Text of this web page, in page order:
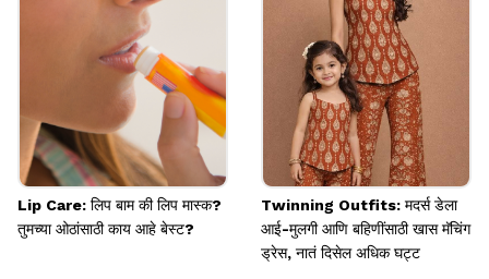
Image credits: Pinterest
Lip Care: लिप बाम की लिप मास्क?
तुमच्या ओठांसाठी काय आहे बेस्ट?
Twinning Outfits: मदर्स डेला
आई-मुलगी आणि बहिणींसाठी खास मॅचिंग
ड्रेस, नातं दिसेल अधिक घट्ट